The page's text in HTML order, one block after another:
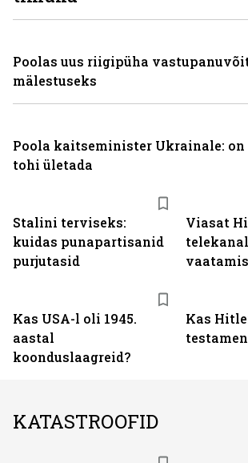
Stalini terviseks:
kuidas punapartisanid
purjutasid
Viasat
Kas USA-l oli 1945.
aastal
koonduslaagreid?
Kas
Poolas uus riigipüha
mälestuseks
Poola kaitseminister Ukrainale:
tohi ületada
KATASTROOFID